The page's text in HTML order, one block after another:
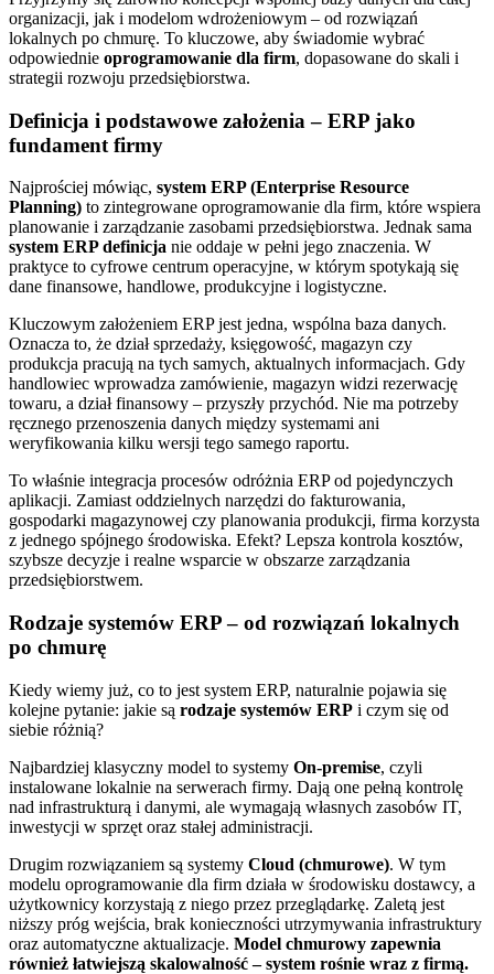
organizacji, jak i modelom wdrożeniowym – od rozwiązań
lokalnych po chmurę. To kluczowe, aby świadomie wybrać
odpowiednie oprogramowanie dla firm, dopasowane do skali i
strategii rozwoju przedsiębiorstwa.
Definicja i podstawowe założenia – ERP jako
fundament firmy
Najprościej mówiąc, system ERP (Enterprise Resource
Planning) to zintegrowane oprogramowanie dla firm, które wspiera
planowanie i zarządzanie zasobami przedsiębiorstwa. Jednak sama
system ERP definicja nie oddaje w pełni jego znaczenia. W
praktyce to cyfrowe centrum operacyjne, w którym spotykają się
dane finansowe, handlowe, produkcyjne i logistyczne.
Kluczowym założeniem ERP jest jedna, wspólna baza danych.
Oznacza to, że dział sprzedaży, księgowość, magazyn czy
produkcja pracują na tych samych, aktualnych informacjach. Gdy
handlowiec wprowadza zamówienie, magazyn widzi rezerwację
towaru, a dział finansowy – przyszły przychód. Nie ma potrzeby
ręcznego przenoszenia danych między systemami ani
weryfikowania kilku wersji tego samego raportu.
To właśnie integracja procesów odróżnia ERP od pojedynczych
aplikacji. Zamiast oddzielnych narzędzi do fakturowania,
gospodarki magazynowej czy planowania produkcji, firma korzysta
z jednego spójnego środowiska. Efekt? Lepsza kontrola kosztów,
szybsze decyzje i realne wsparcie w obszarze zarządzania
przedsiębiorstwem.
Rodzaje systemów ERP – od rozwiązań lokalnych
po chmurę
Kiedy wiemy już, co to jest system ERP, naturalnie pojawia się
kolejne pytanie: jakie są rodzaje systemów ERP i czym się od
siebie różnią?
Najbardziej klasyczny model to systemy On-premise, czyli
instalowane lokalnie na serwerach firmy. Dają one pełną kontrolę
nad infrastrukturą i danymi, ale wymagają własnych zasobów IT,
inwestycji w sprzęt oraz stałej administracji.
Drugim rozwiązaniem są systemy Cloud (chmurowe). W tym
modelu oprogramowanie dla firm działa w środowisku dostawcy, a
użytkownicy korzystają z niego przez przeglądarkę. Zaletą jest
niższy próg wejścia, brak konieczności utrzymywania infrastruktury
oraz automatyczne aktualizacje. Model chmurowy zapewnia
również łatwiejszą skalowalność – system rośnie wraz z firmą.